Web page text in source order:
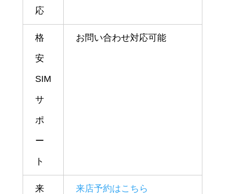
応
格
安
SIM
サ
ポ
ー
ト
お問い合わせ対応可能
来 来店予約はこちら